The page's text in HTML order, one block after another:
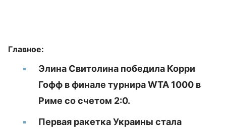
Главное:
Элина Свитолина победила Корри
Гофф в финале турнира WTA 1000 в
Риме со счетом 2:0.
Первая ракетка Украины стала